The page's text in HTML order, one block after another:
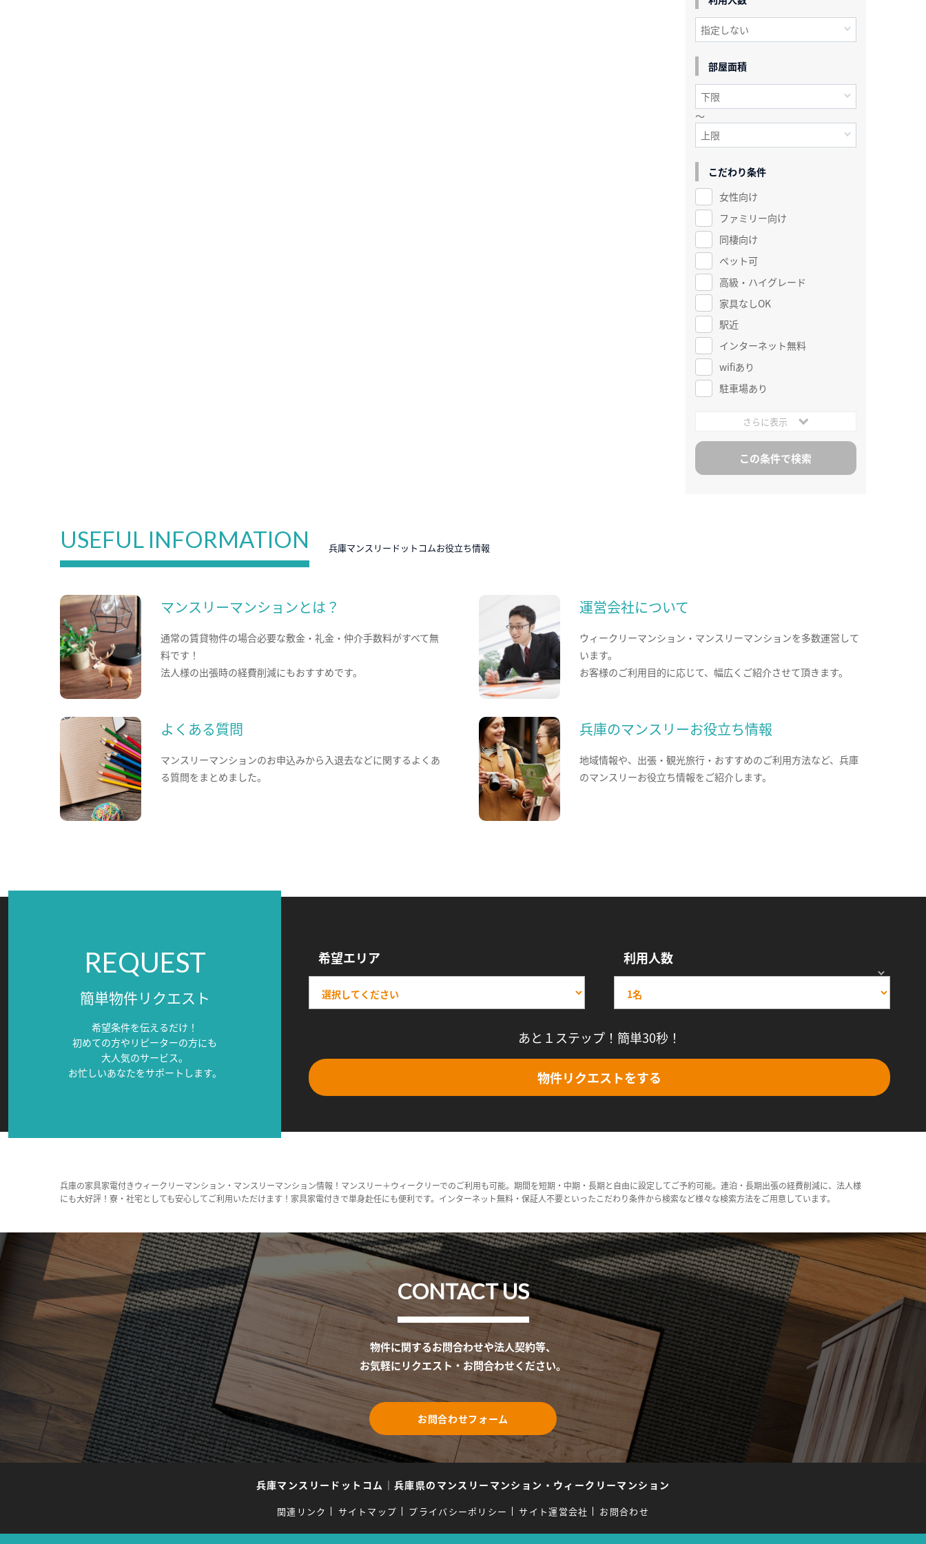
部屋面積
～
こだわり条件
女性向け
ファミリー向け
同棲向け
ペット可
高級・ハイグレード
家具なしOK
駅近
インターネット無料
wifiあり
駐車場あり
さらに表示
USEFUL INFORMATION 兵庫マンスリードットコムお役立ち情報
マンスリーマンションとは？
通常の賃貸物件の場合必要な敷金・礼金・仲介手数料がすべて無
料です！
法人様の出張時の経費削減にもおすすめです。
運営会社について
ウィークリーマンション・マンスリーマンションを多数運営して
います。
お客様のご利用目的に応じて、幅広くご紹介させて頂きます。
よくある質問
マンスリーマンションのお申込みから入退去などに関するよくあ
る質問をまとめました。
兵庫のマンスリーお役立ち情報
地域情報や、出張・観光旅行・おすすめのご利用方法など、兵庫
のマンスリーお役立ち情報をご紹介します。
REQUEST
簡単物件リクエスト
希望条件を伝えるだけ！
初めての方やリピーターの方にも
大人気のサービス。
お忙しいあなたをサポートします。
希望エリア 利用人数
あと１ステップ！簡単30秒！
物件リクエストをする
兵庫の家具家電付きウィークリーマンション・マンスリーマンション情報！マンスリー＋ウィークリーでのご利用も可能。期間を短期・中期・長期と自由に設定してご予約可能。連泊・長期出張の経費削減に、法人様
にも大好評！寮・社宅としても安心してご利用いただけます！家具家電付きで単身赴任にも便利です。インターネット無料・保証人不要といったこだわり条件から検索など様々な検索方法をご用意しています。
CONTACT US
物件に関するお問合わせや法人契約等、
お気軽にリクエスト・お問合わせください。
お問合わせフォーム
兵庫マンスリードットコム ｜ 兵庫県のマンスリーマンション・ウィークリーマンション
関連リンク サイトマップ プライバシーポリシー サイト運営会社 お問合わせ